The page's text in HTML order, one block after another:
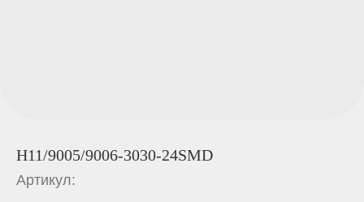
H11/9005/9006-3030-24SMD
Артикул: